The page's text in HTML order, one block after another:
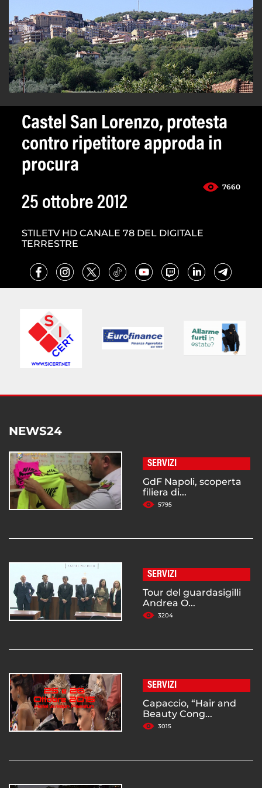
Castel San Lorenzo, protesta
contro ripetitore approda in
procura
7660
25 ottobre 2012
STILETV HD CANALE 78 DEL DIGITALE
TERRESTRE
NEWS24
SERVIZI
GdF Napoli, scoperta
filiera di...
5795
SERVIZI
Tour del guardasigilli
Andrea O...
3204
SERVIZI
Capaccio, “Hair and
Beauty Cong...
3015